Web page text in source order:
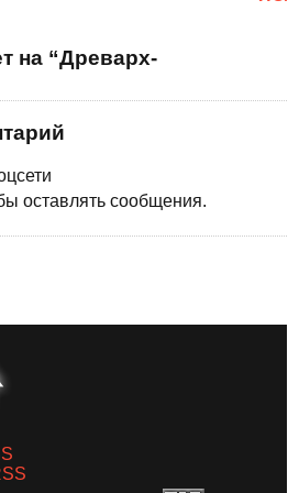
на “Древарх-
оставлять сообщения.